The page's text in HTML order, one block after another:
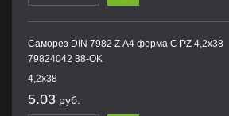
Саморез DIN 7982 Z А4 форма С PZ 4,2х38
79824042 38-OK
4,2х38
5.03 руб.